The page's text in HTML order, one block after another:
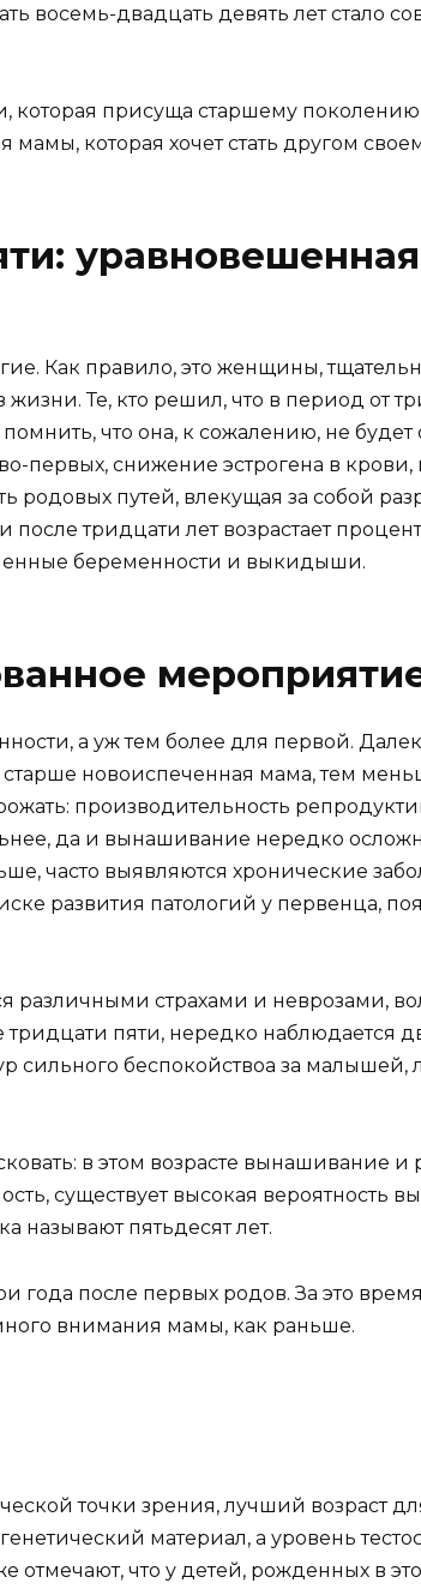
восемь-двадцать девять лет стало
которая присуща старшему
которая хочет стать другом
Как правило, это женщины,
Те, кто решил, что в период от
что она, к сожалению, не будет
первых, снижение эстрогена в
родовых путей, влекущая за собой
после тридцати лет возрастает
беременности и выкидыши.
а уж тем более для первой.
новоиспеченная мама, тем
производительность
да и вынашивание нередко
часто выявляются хронические
развития патологий у первенца,
страхами и неврозами,
пяти, нередко наблюдается
беспокойствоа за малышей,
в этом возрасте вынашивание
существует высокая
называют пятьдесят лет.
после первых родов. За это время
внимания мамы, как раньше.
точки зрения, лучший возраст
материал, а уровень
отмечают, что у детей, рожденных в